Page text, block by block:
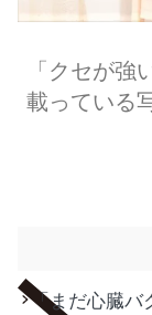
「クセが強
載っている
「まだ心臓バ